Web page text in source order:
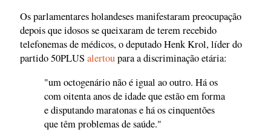
Os parlamentares holandeses manifestaram preocupação
depois que idosos se queixaram de terem recebido
telefonemas de médicos, o deputado Henk Krol, líder do
partido 50PLUS alertoupara a discriminação etária:
"um octogenário não é igual ao outro. Há os
com oitenta anos de idade que estão em forma
e disputando maratonas e há os cinquentões
que têm problemas de saúde."